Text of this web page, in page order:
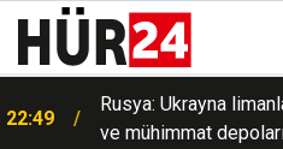
22:49
Rusya: Ukrayna
ve mühimmat